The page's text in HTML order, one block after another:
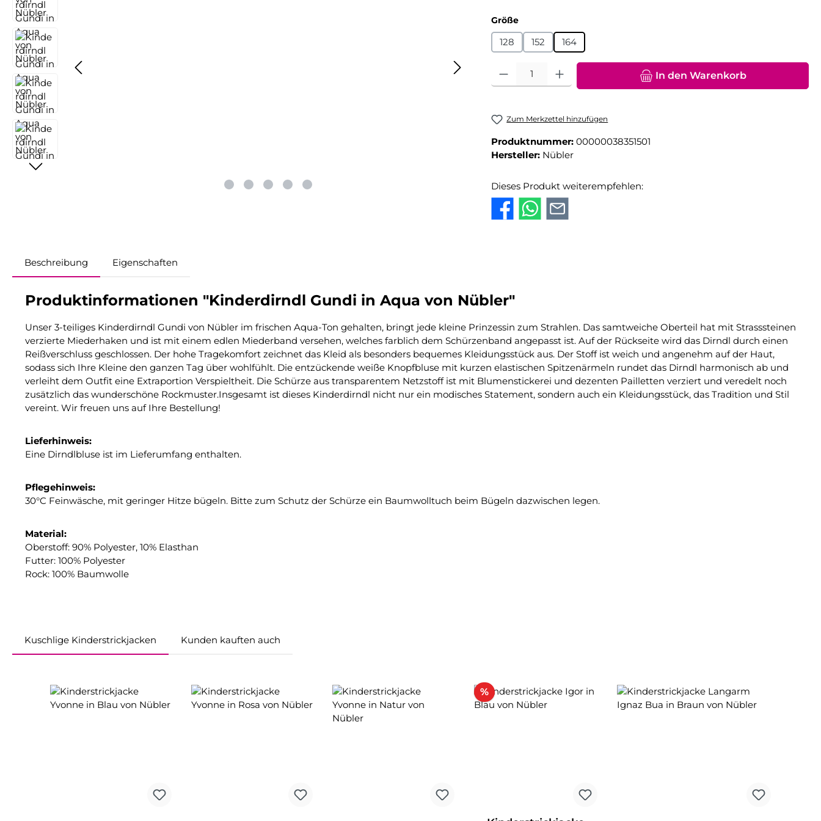
Größeauswählen
128 152 164
Produkt Anzahl: Gib den gewünschten Wert ein oder benutze die
In den Warenkorb
Zum Merkzettel hinzufügen
Produktnummer: 00000038351501
Hersteller: Nübler
Dieses Produkt weiterempfehlen:
Beschreibung Eigenschaften
Produktinformationen "Kinderdirndl Gundi in Aqua von Nübler"
Unser 3-teiliges Kinderdirndl Gundi von Nübler im frischen Aqua-Ton gehalten, bringt jede kleine Prinzessin zum Strahlen. Das samtweiche Oberteil hat mit Strasssteinen
verzierte Miederhaken und ist mit einem edlen Miederband versehen, welches farblich dem Schürzenband angepasst ist. Auf der Rückseite wird das Dirndl durch einen
Reißverschluss geschlossen. Der hohe Tragekomfort zeichnet das Kleid als besonders bequemes Kleidungsstück aus. Der Stoff ist weich und angenehm auf der Haut,
sodass sich Ihre Kleine den ganzen Tag über wohlfühlt. Die entzückende weiße Knopfbluse mit kurzen elastischen Spitzenärmeln rundet das Dirndl harmonisch ab und
verleiht dem Outfit eine Extraportion Verspieltheit. Die Schürze aus transparentem Netzstoff ist mit Blumenstickerei und dezenten Pailletten verziert und veredelt noch
zusätzlich das wunderschöne Rockmuster.Insgesamt ist dieses Kinderdirndl nicht nur ein modisches Statement, sondern auch ein Kleidungsstück, das Tradition und Stil
vereint. Wir freuen uns auf Ihre Bestellung!
Lieferhinweis:
Eine Dirndlbluse ist im Lieferumfang enthalten.
Pflegehinweis:
30°C Feinwäsche, mit geringer Hitze bügeln. Bitte zum Schutz der Schürze ein Baumwolltuch beim Bügeln dazwischen legen.
Material:
Oberstoff: 90% Polyester, 10% Elasthan
Futter: 100% Polyester
Rock: 100% Baumwolle
Kuschlige Kinderstrickjacken Kunden kauften auch
%Rabatt